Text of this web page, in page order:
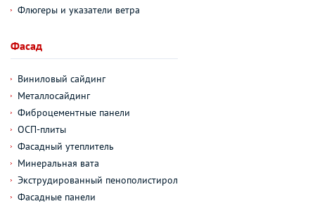
Флюгеры и указатели ветра
Фасад
Виниловый сайдинг
Металлосайдинг
Фиброцементные панели
ОСП-плиты
Фасадный утеплитель
Минеральная вата
Экструдированный пенополистирол
Фасадные панели